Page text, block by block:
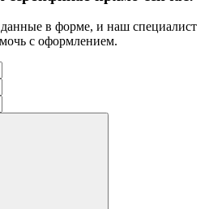
в форме, и наш специалист
с оформлением.